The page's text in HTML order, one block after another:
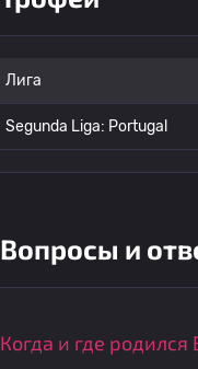
Лига
Segunda Liga: Portugal
Вопросы и
Когда и где родился